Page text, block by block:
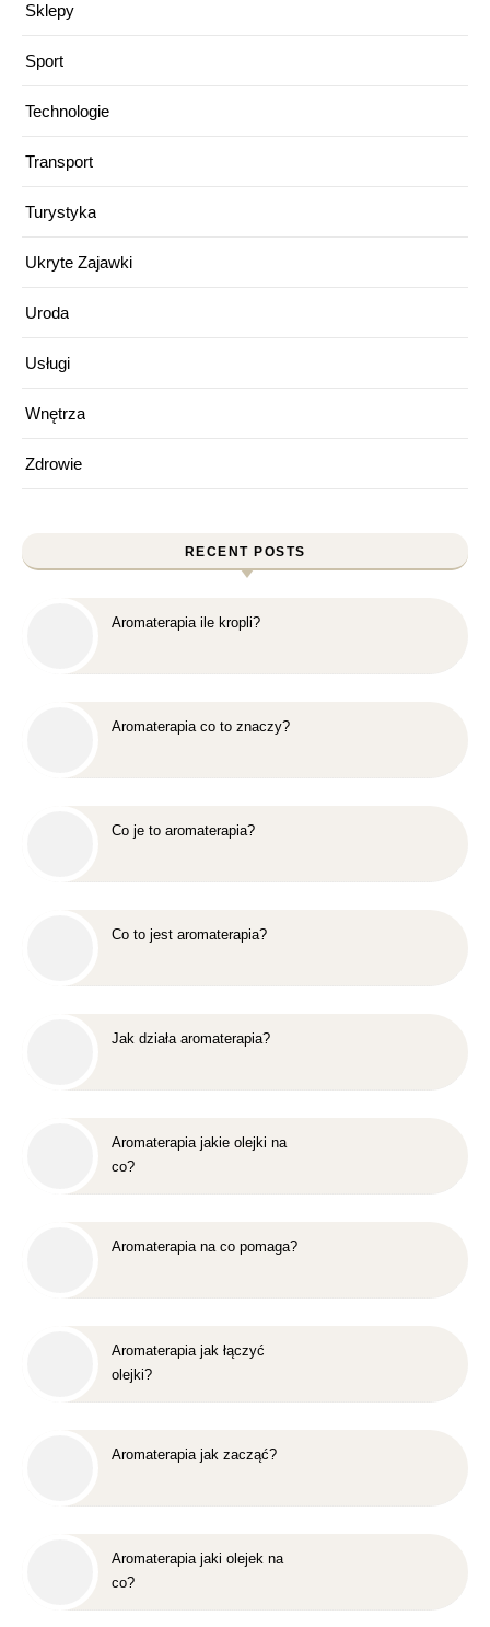
Sklepy
Sport
Technologie
Transport
Turystyka
Ukryte Zajawki
Uroda
Usługi
Wnętrza
Zdrowie
RECENT POSTS
Aromaterapia ile kropli?
Aromaterapia co to znaczy?
Co je to aromaterapia?
Co to jest aromaterapia?
Jak działa aromaterapia?
Aromaterapia jakie olejki na
co?
Aromaterapia na co pomaga?
Aromaterapia jak łączyć
olejki?
Aromaterapia jak zacząć?
Aromaterapia jaki olejek na
co?